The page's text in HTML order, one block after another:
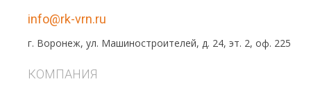
info@rk-vrn.ru
г. Воронеж, ул. Машиностроителей, д. 24, эт. 2, оф. 225
КОМПАНИЯ